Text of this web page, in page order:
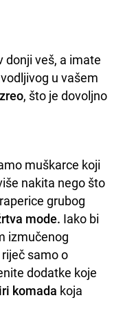
donji veš, a imate
u vašem
, što je dovoljno
muškarce koji
nakita nego što
grubog
mode. Iako bi
izmučenog
samo o
dodatke koje
komada koja